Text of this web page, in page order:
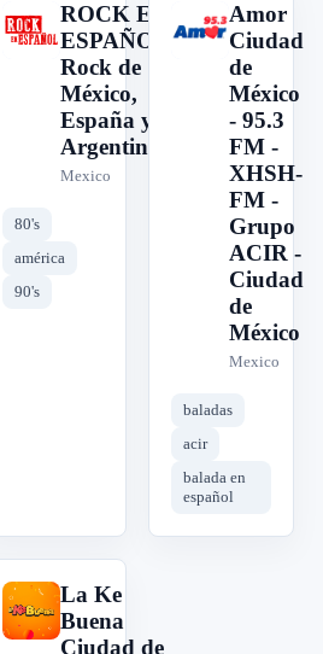
R
ROCK EN
ESPAÑOL:
Rock de
México,
España y
Argentina
Mexico
80's
américa
90's
A
Amor
Ciudad
de
México
- 95.3
FM -
XHSH-
FM -
Grupo
ACIR -
Ciudad
de
México
Mexico
baladas
acir
balada en
español
L
La Ke
Buena
Ciudad de